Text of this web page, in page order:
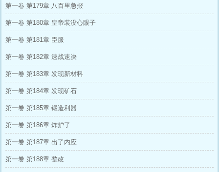
第一卷 第179章 八百里急报
第一卷 第180章 皇帝装没心眼子
第一卷 第181章 臣服
第一卷 第182章 速战速决
第一卷 第183章 发现新材料
第一卷 第184章 发现矿石
第一卷 第185章 锻造利器
第一卷 第186章 炸炉了
第一卷 第187章 出了内应
第一卷 第188章 整改